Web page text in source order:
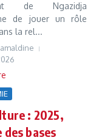
de Ngazidja
de jouer un rôle
la rel...
: 2025,
des bases